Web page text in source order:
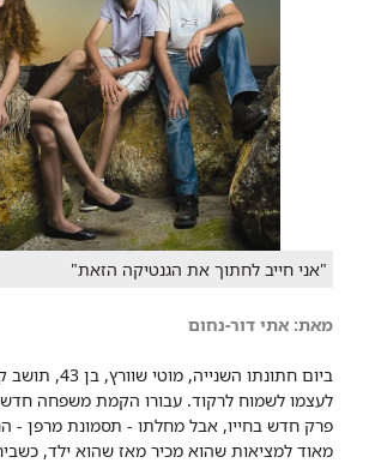
"אני חייב לחתוך את הגנטיקה הזאת"
מאת: ​אתי דור-נחום
ביום חתונתו
לעצמו לשמוח לרקוד. עבורו הקמת משפחה
פרק חדש בחייו, אבל מחלתו - תסמונת מרפן -
מאוד למציאות שהוא מכיר מאז שהוא ילד,